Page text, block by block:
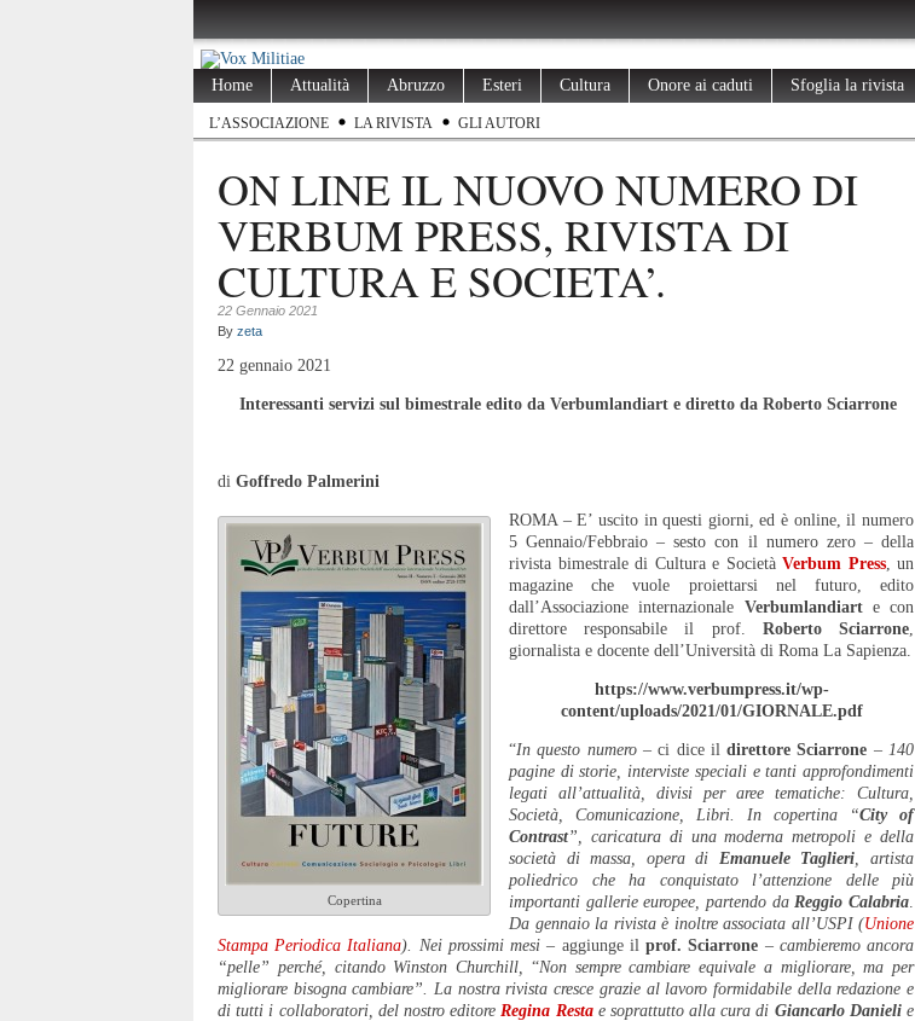
Home Attualità Abruzzo Esteri Cultura Onore ai caduti Sfoglia la rivista
L’ASSOCIAZIONE LA RIVISTA GLI AUTORI
ON LINE IL NUOVO NUMERO DI
VERBUM PRESS, RIVISTA DI
CULTURA E SOCIETA’.
22 Gennaio 2021
By zeta
22 gennaio 2021
Interessanti servizi sul bimestrale edito da Verbumlandiart e diretto da Roberto Sciarrone
di Goffredo Palmerini
Copertina
ROMA – E’ uscito in questi giorni, ed è online, il numero
5 Gennaio/Febbraio – sesto con il numero zero – della
rivista bimestrale di Cultura e Società Verbum Press, un
magazine che vuole proiettarsi nel futuro, edito
dall’Associazione internazionale Verbumlandiart e con
direttore responsabile il prof. Roberto Sciarrone,
giornalista e docente dell’Università di Roma La Sapienza.
https://www.verbumpress.it/wp-
content/uploads/2021/01/GIORNALE.pdf
“In questo numero– ci dice ildirettore Sciarrone –140
pagine di storie, interviste speciali e tanti approfondimenti
legati all’attualità, divisi per aree tematiche: Cultura,
Società, Comunicazione, Libri. In copertina “City of
Contrast”, caricatura di una moderna metropoli e della
società di massa, opera di Emanuele Taglieri, artista
poliedrico che ha conquistato l’attenzione delle più
importanti gallerie europee, partendo daReggio Calabria.
Da gennaio la rivista è inoltre associata all’USPI (Unione
Stampa Periodica Italiana). Nei prossimi mesi – aggiunge ilprof. Sciarrone – cambieremo ancora
“pelle” perché, citando Winston Churchill, “Non sempre cambiare equivale a migliorare, ma per
migliorare bisogna cambiare”. La nostra rivista cresce grazie al lavoro formidabile della redazione e
di tutti i collaboratori, del nostro editoreRegina Restae soprattutto alla cura di Giancarlo Danielie